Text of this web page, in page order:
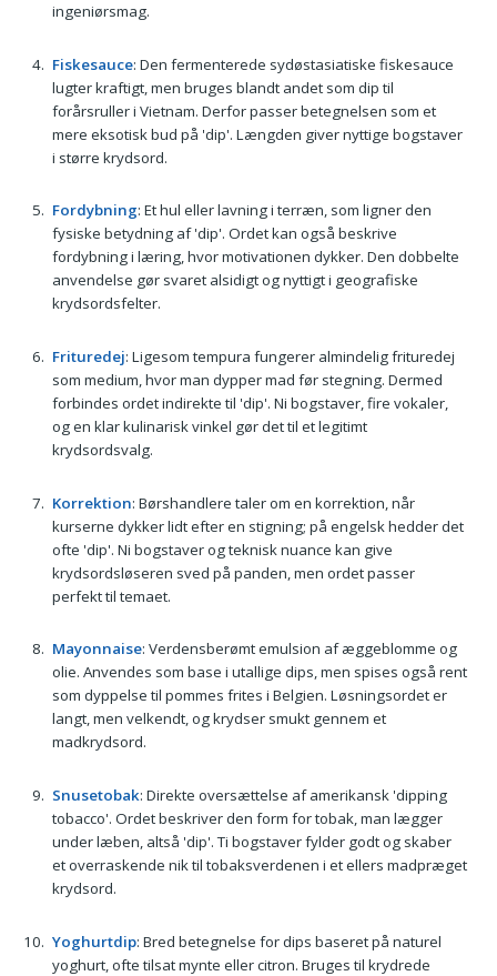
ingeniørsmag.
Fiskesauce: Den fermenterede sydøstasiatiske fiskesauce
lugter kraftigt, men bruges blandt andet som dip til
forårsruller i Vietnam. Derfor passer betegnelsen som et
mere eksotisk bud på 'dip'. Længden giver nyttige bogstaver
i større krydsord.
Fordybning: Et hul eller lavning i terræn, som ligner den
fysiske betydning af 'dip'. Ordet kan også beskrive
fordybning i læring, hvor motivationen dykker. Den dobbelte
anvendelse gør svaret alsidigt og nyttigt i geografiske
krydsordsfelter.
Frituredej: Ligesom tempura fungerer almindelig frituredej
som medium, hvor man dypper mad før stegning. Dermed
forbindes ordet indirekte til 'dip'. Ni bogstaver, fire vokaler,
og en klar kulinarisk vinkel gør det til et legitimt
krydsordsvalg.
Korrektion: Børshandlere taler om en korrektion, når
kurserne dykker lidt efter en stigning; på engelsk hedder det
ofte 'dip'. Ni bogstaver og teknisk nuance kan give
krydsordsløseren sved på panden, men ordet passer
perfekt til temaet.
Mayonnaise: Verdensberømt emulsion af æggeblomme og
olie. Anvendes som base i utallige dips, men spises også rent
som dyppelse til pommes frites i Belgien. Løsningsordet er
langt, men velkendt, og krydser smukt gennem et
madkrydsord.
Snusetobak: Direkte oversættelse af amerikansk 'dipping
tobacco'. Ordet beskriver den form for tobak, man lægger
under læben, altså 'dip'. Ti bogstaver fylder godt og skaber
et overraskende nik til tobaksverdenen i et ellers madpræget
krydsord.
Yoghurtdip: Bred betegnelse for dips baseret på naturel
yoghurt, ofte tilsat mynte eller citron. Bruges til krydrede